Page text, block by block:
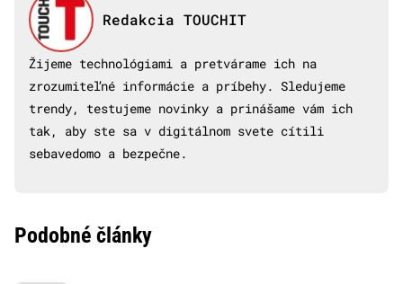
Redakcia TOUCHIT
Žijeme technológiami a pretvárame ich na
zrozumiteľné informácie a príbehy. Sledujeme
trendy, testujeme novinky a prinášame vám ich
tak, aby ste sa v digitálnom svete cítili
sebavedomo a bezpečne.
Podobné články